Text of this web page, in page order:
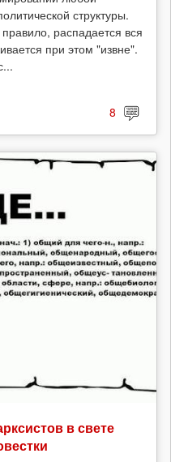
структуры.
распадается вся
при этом "извне".
8
в свете